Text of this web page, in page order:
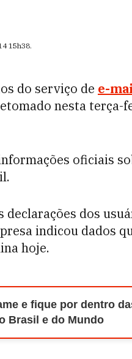
15h38.
do serviço de e-
nesta terça-
oficiais
declarações dos
indicou dados
hoje.
e fique por dentro
Brasil e do Mundo